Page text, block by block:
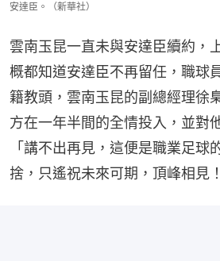
安達臣。（新華社）
雲南玉昆一直未與安達臣續約，
概都知道安達臣不再留任，職球
籍教頭，雲南玉昆的副總經理徐
方在一年半間的全情投入，並對
「講不出再見，這便是職業足球
捨，只遙祝未來可期，頂峰相見！